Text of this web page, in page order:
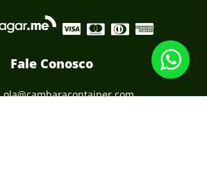
Fale Conosco
ola@cambaracontainer.com